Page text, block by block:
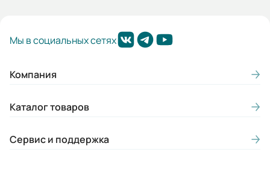
Мы в социальных сетях
Компания
Каталог товаров
Сервис и поддержка